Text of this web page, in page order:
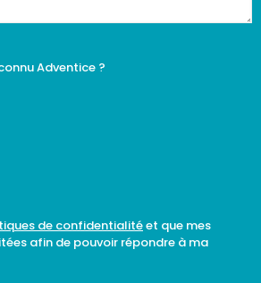
Adventice ?
de confidentialitéet que mes
afin de pouvoir répondre à ma